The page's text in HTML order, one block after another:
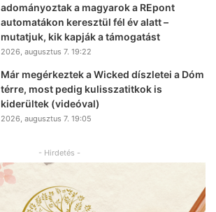
adományoztak a magyarok a REpont
automatákon keresztül fél év alatt –
mutatjuk, kik kapják a támogatást
2026, augusztus 7. 19:22
Már megérkeztek a Wicked díszletei a Dóm
térre, most pedig kulisszatitkok is
kiderültek (videóval)
2026, augusztus 7. 19:05
- Hirdetés -